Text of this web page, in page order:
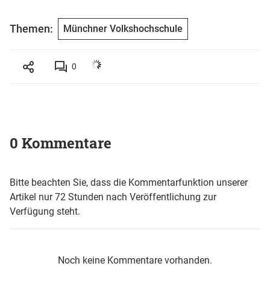
Themen: Münchner Volkshochschule
0
0 Kommentare
Bitte beachten Sie, dass die Kommentarfunktion unserer
Artikel nur 72 Stunden nach Veröffentlichung zur
Verfügung steht.
Noch keine Kommentare vorhanden.